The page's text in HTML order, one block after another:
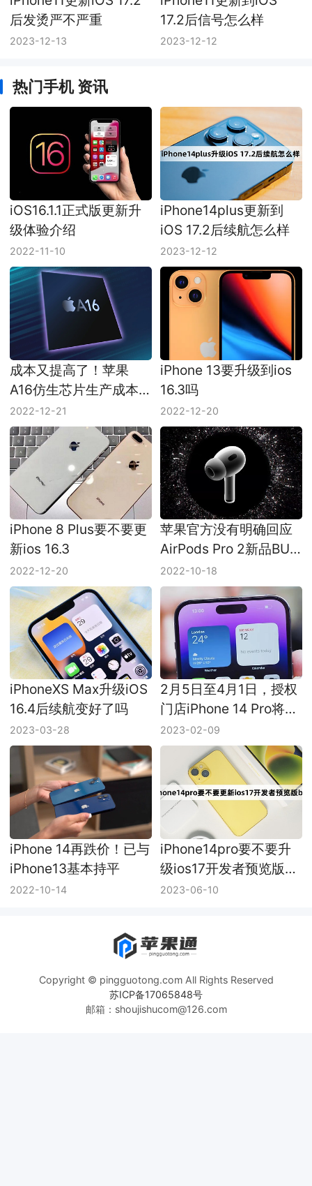
后发烫严不严重
2023-12-13
17.2后信号怎么样
2023-12-12
热门手机 资讯
iOS16.1.1正式版更新升
级体验介绍
2022-11-10
iPhone14plus更新到
iOS 17.2后续航怎么样
2023-12-12
成本又提高了！苹果
A16仿生芯片生产成本
上升为110美元
2022-12-21
iPhone 13要升级到ios
16.3吗
2022-12-20
iPhone 8 Plus要不要更
新ios 16.3
2022-12-20
苹果官方没有明确回应
AirPods Pro 2新品BUG
问题
2022-10-18
iPhoneXS Max升级iOS
16.4后续航变好了吗
2023-03-28
2月5日至4月1日，授权
门店iPhone 14 Pro将全
系降价700元
2023-02-09
iPhone 14再跌价！已与
iPhone13基本持平
2022-10-14
iPhone14pro要不要升
级ios17开发者预览版
beta
2023-06-10
Copyright © pingguotong.com All Rights Reserved
苏ICP备17065848号
邮箱：shoujishucom@126.com